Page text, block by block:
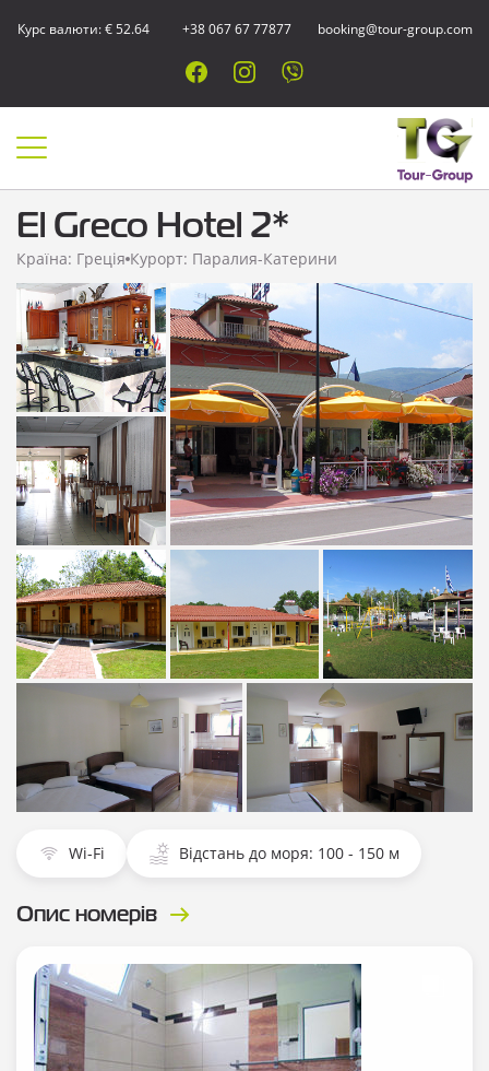
Курс валюти: € 52.64 +38 067 67 77877 booking@tour-group.com
El Greco Hotel 2*
Країна: Греція Курорт: Паралия-Катерини
Показати всі фотографії
Показати всі
фотографії
Показати всі
фотографії
Показати всі
Показати всі
фотографії
Показати всі
фотографії
Wi-Fi Відстань до моря: 100 - 150 м
Опис номерів